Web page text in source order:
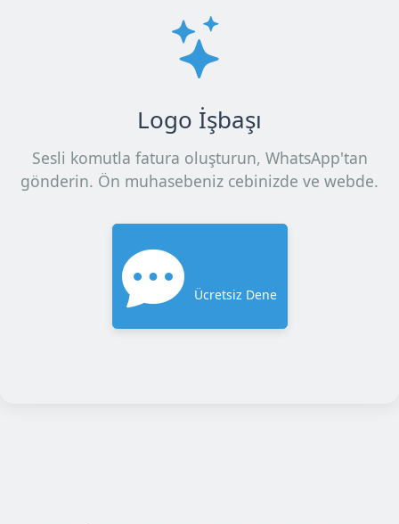
Logo İşbaşı
Sesli komutla fatura oluşturun, WhatsApp'tan
gönderin. Ön muhasebeniz cebinizde ve webde.
Ücretsiz Dene